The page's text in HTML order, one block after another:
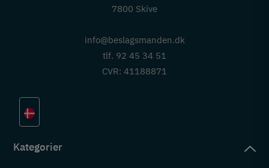
7800 Skive
info@beslagsmanden.dk
tlf. 92 45 34 51
CVR: 41188871
Kategorier